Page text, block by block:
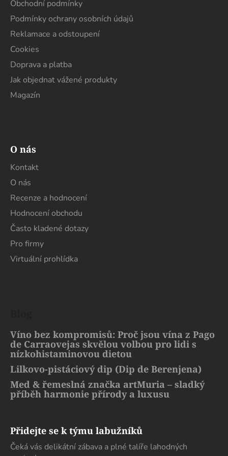
Obchodní podmínky
Podmínky ochrany osobních údajů
Reklamace a odstoupení
Cookies
Doprava a platba
Jak objednat vážené produkty
Magazín
O nás
Kontakt
O nás
Recenze a hodnocení
Hodnocení obchodu
Často kladené dotazy
Pro firmy
Virtuální prohlídka
Víno bez kompromisů: Proč jsou vína z Pago
de Carraovejas skvělou volbou pro lidi s
nízkohistaminovou dietou
Lilkovo-pistáciový dip (Dip de Berenjena)
Med & řemeslná značka artMuria – sladký
příběh harmonie přírody a luxusu
Přidejte se k týmu labužníků
Čeká vás delikátní zábava a plné talíře lahodných